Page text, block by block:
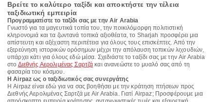
Βρείτε το καλύτερο ταξίδι και αποκτήστε την τέλεια
ταξιδιωτική εμπειρία
Προγραμματίστε το ταξίδι σας με την Air Arabia
Γνωστό για τα μαγευτικά τοπία του, την ποικιλόμορφη πολιτιστική
κληρονομιά και τα ζωντανά τοπικά αξιοθέατα, το Sharjah προσφέρει μια
απίστευτη και αξέχαστη περιπέτεια για όλους τους επισκέπτες. Από την
εξερεύνηση ιστορικών ορόσημων μέχρι την απόλαυση τοπικών λιχουδιών,
υπάρχει κάτι για όλους εδώ μέσα. Σχεδιάστε το ταξίδι σας με την Air Arabia
στο Διεθνής Αερολιμένας Σαρτζά και ανανεώστε το μυαλό σας από τη
φασαρία του κόσμου.
Η Airpaz ως ο ταξιδιωτικός σας συνεργάτης
Η Airpaz είναι εδώ για να σας βοηθήσει με την κράτηση πτήσεων προς
Διεθνής Αερολιμένας Σαρτζά με Air Arabia. Γιατί Airpaz; Προσφέρουμε μια